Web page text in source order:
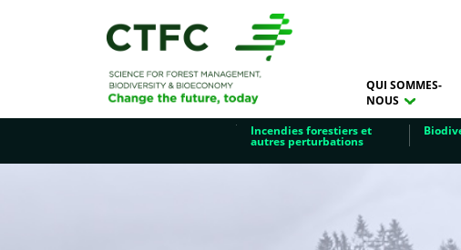
QUI SOMMES-
NOUS
Incendies forestiers et
autres perturbations